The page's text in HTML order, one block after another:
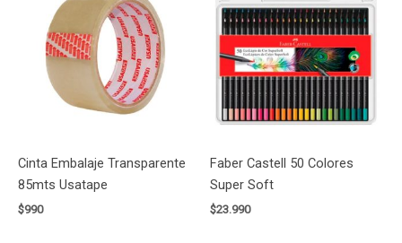
Cinta Embalaje Transparente
85mts Usatape
$990
Faber Castell 50 Colores
Super Soft
$23.990